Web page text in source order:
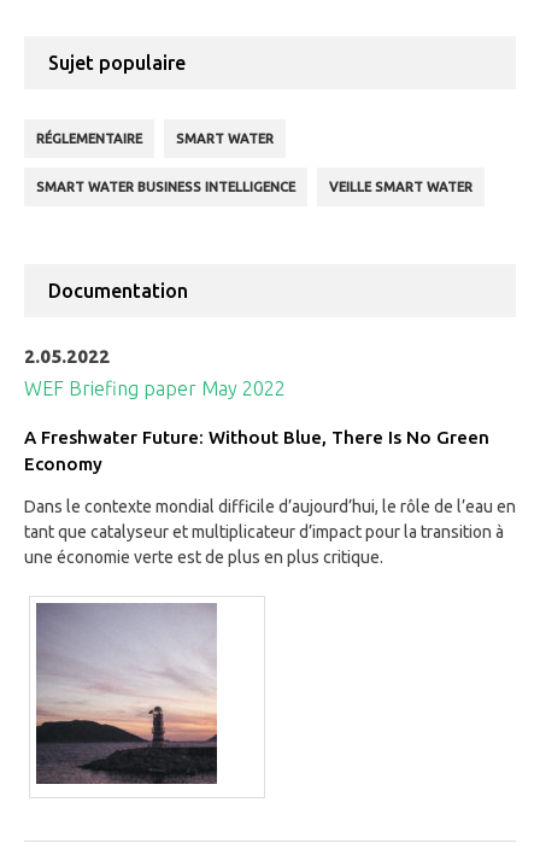
Sujet populaire
RÉGLEMENTAIRE SMART WATER
SMART WATER BUSINESS INTELLIGENCE VEILLE SMART WATER
Documentation
2.05.2022
WEF Briefing paper May 2022
A Freshwater Future: Without Blue, There Is No Green
Economy
Dans le contexte mondial difficile d’aujourd’hui, le rôle de l’eau en
tant que catalyseur et multiplicateur d’impact pour la transition à
une économie verte est de plus en plus critique.